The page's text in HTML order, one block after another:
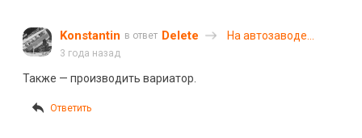
Konstantin в ответ Delete
На автозаводе
3 года назад
Также — производить вариатор.
Ответить